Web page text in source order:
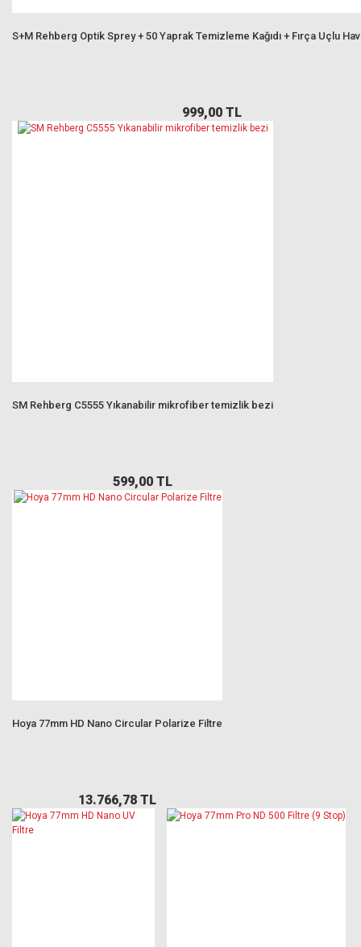
S+M Rehberg Optik Sprey + 50 Yaprak Temizleme Kağıdı + Fırça Uçlu
999,00 TL
SM Rehberg C5555 Yıkanabilir mikrofiber temizlik bezi
599,00 TL
Hoya 77mm HD Nano Circular Polarize Filtre
13.766,78 TL